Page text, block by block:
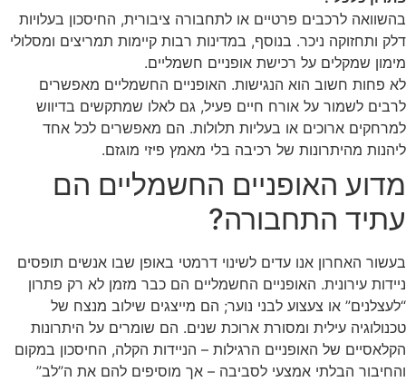
בהשוואה לרכבים פרטיים או לתחבורה ציבורית, החיסכון בעלויות
דלק ותחזוקה ניכר. בנוסף, במדינות רבות קיימות תמריצים ומסלולי
מימון שמקלים על רכישת אופניים חשמליים.
לא פחות חשוב הוא הנגישות. האופניים החשמליים מאפשרים
לרבים לשמור על אורח חיים פעיל, גם לאלו שמתקשים בדיווש
למרחקים ארוכים או בעליות תלולות. הם מאפשרים לכל אחד
ליהנות מהיתרונות של רכיבה בלי מאמץ פיזי מוגזם.
מדוע האופניים החשמליים הם
עתיד התחבורה?
בעשור האחרון אנו עדים לשינוי דרמטי באופן שבו אנשים תופסים
ניידות עירונית. האופניים החשמליים הם כבר מזמן לא רק פתרון
“לעצלנים” או צעצוע לבני נוער; הם מייצגים שילוב מנצח של
טכנולוגיה עילית ומסורת ארוכת שנים. הם שומרים על היתרונות
הקלאסיים של האופניים הרגילות – הניידות הקלה, החיסכון במקום
והחיבור הבלתי אמצעי לסביבה – אך מוסיפים להם את ה”לב”